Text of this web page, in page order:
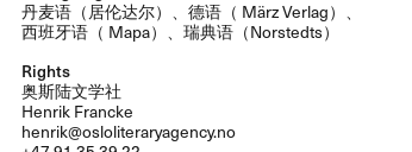
丹麦语（居伦达尔）、德语（ März Verlag）、
西班牙语（ Mapa）、瑞典语（Norstedts）
Rights
奥斯陆文学社
Henrik Francke
henrik@osloliteraryagency.no